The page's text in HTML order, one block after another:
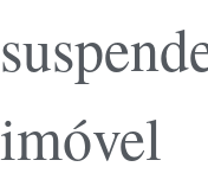
imóvel